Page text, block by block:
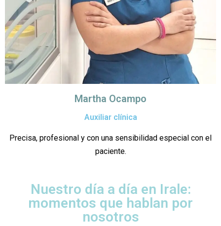
Martha Ocampo
Auxiliar clínica
Precisa, profesional y con una sensibilidad especial con el
paciente.
Nuestro día a día en Irale:
momentos que hablan por
nosotros